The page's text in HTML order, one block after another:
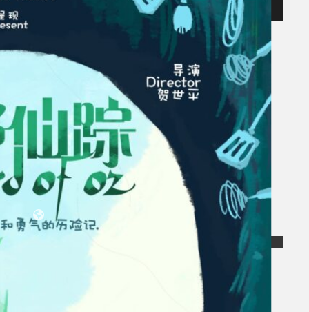
Koleksi Kami
Teater
Tarian
Artikel
Penapisan
Sejarah Lisan
Mengenai Kami
Hubungi Kami
BM